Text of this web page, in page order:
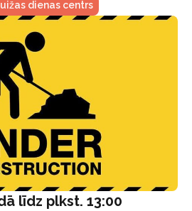
dienas centrs
līdz plkst. 13:00